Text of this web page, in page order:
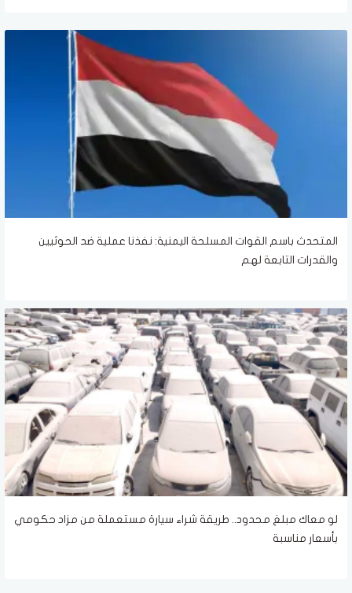
المتحدث باسم القوات المسلحة اليمنية: نفذنا عملية ضد الحوثيين
والقدرات التابعة لهم
لو معاك مبلغ محدود.. طريقة شراء سيارة مستعملة من مزاد حكومي
بأسعار مناسبة